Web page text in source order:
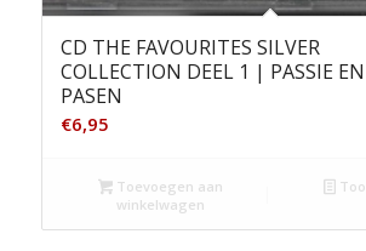
CD THE FAVOURITES SILVER
COLLECTION DEEL 1 | PASSIE EN
PASEN
€6,95
Toevoegen aan
winkelwagen